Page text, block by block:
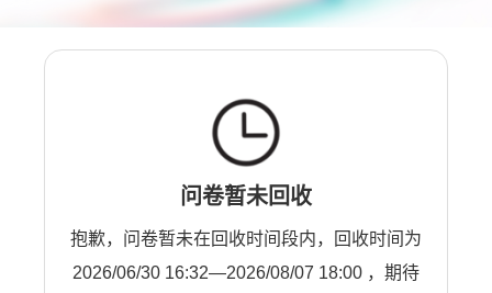
问卷暂未回收
抱歉，问卷暂未在回收时间段内，回收时间为
2026/06/30 16:32—2026/08/07 18:00 ，期待